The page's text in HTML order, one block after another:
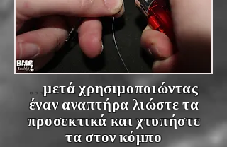
...μετά χρησιμοποιώντας
έναν αναπτήρα λιώστε τα
προσεκτικά και χτυπήστε
τα στον κόμπο